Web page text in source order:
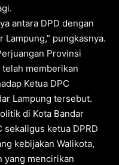
antara DPD dengan
Lampung,” pungkasnya.
Provinsi
memberikan
Ketua DPC
Lampung tersebut.
di Kota Bandar
sekaligus ketua DPRD
kebijakan Walikota,
yang mencirikan